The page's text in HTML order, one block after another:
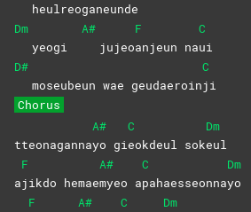
heulreoganeunde
Dm
yeogi
A#
jujeo
F
anjeun na
C
ui
D#
moseubeun wae geudaeroin
C
ji
Chorus
tteonaganna
A#
yo gi
C
eokdeul sok
Dm
eul
a
F
jikdo hemae
A#
myeo a
C
pahaesseonna
Dm
yo
F
A#
C
Dm